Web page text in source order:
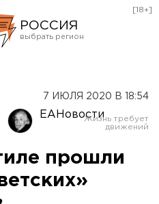
РОССИЯ
Оренбург
[18+]
7 ИЮЛЯ 2020 В 18:54
ЕАНовости
прошли